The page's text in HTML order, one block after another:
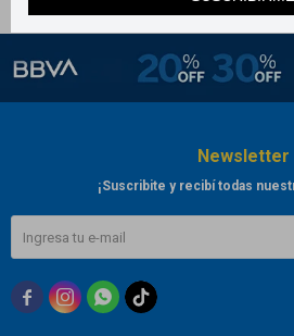
Newsletter
¡Suscribite y recibí todas
  